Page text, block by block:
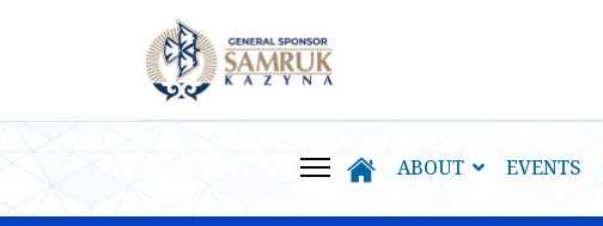
ABOUT EVENTS